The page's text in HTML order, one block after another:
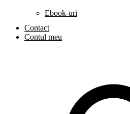
Ebook-uri
Contact
Contul meu